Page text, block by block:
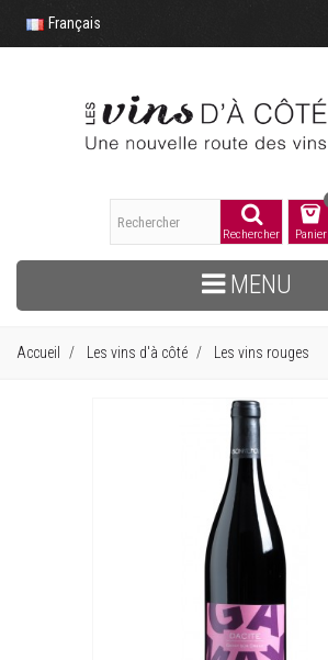
Français
Rechercher Panier
MENU
Accueil Les vins d'à côté Les vins rouges